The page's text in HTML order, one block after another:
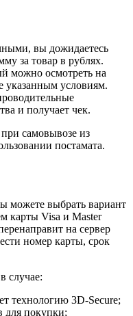
вы дожидаетесь
за товар в рублях.
можно осмотреть на
указанным условиям.
и получает чек.
самовывозе из
постамата.
можете выбрать вариант
карты Visa и Master
на сервер
номер карты, срок
случае:
технологию 3D-Secure;
для покупки;